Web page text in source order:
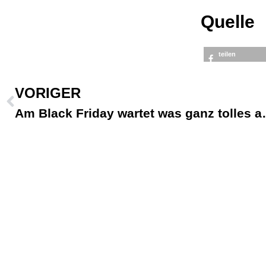
Quelle
teilen
VORIGER
Am Black Friday wartet was ganz tolles